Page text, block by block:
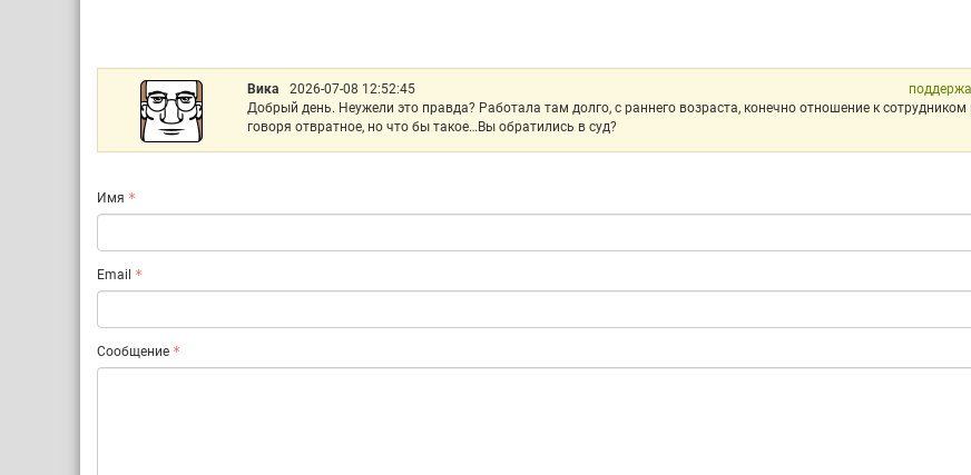
Вика 2026-07-08 12:52:45
Добрый день. Неужели это правда? Работала там долго, с раннего возраста, конечно отношение к сотрудником
говоря отвратное, но что бы такое…Вы обратились в суд?
Имя
Email
Сообщение